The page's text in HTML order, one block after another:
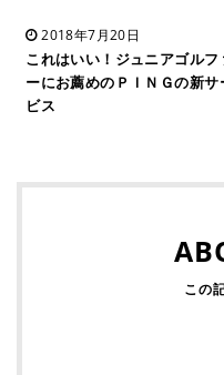
2018年7月20日
これはいい！ジュニアゴルフ
ーにお薦めのＰＩＮＧの新サ
ビス